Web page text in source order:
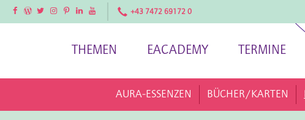
FacebookFacebookTwitterInstagramPinterestLinkedInYouTube +43 7472 69172 0
THEMEN EACADEMY TERMINE
AURA-ESSENZEN BÜCHER/KARTEN